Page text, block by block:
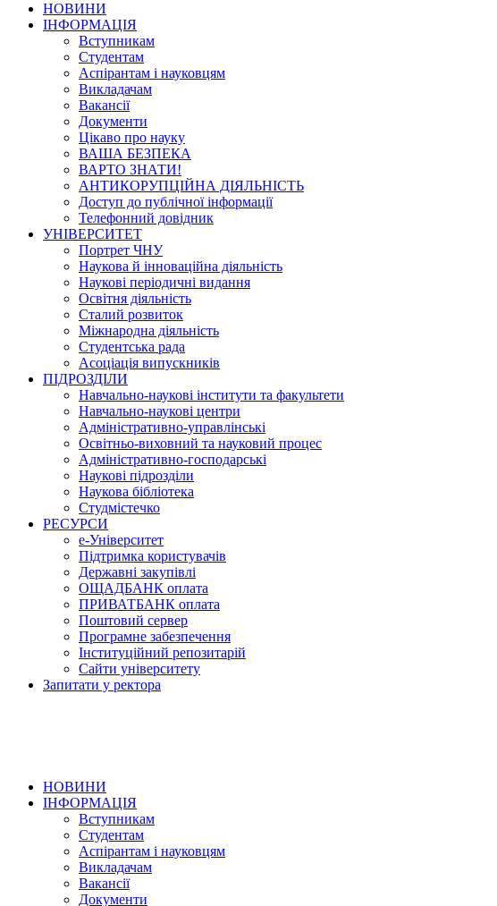
НОВИНИ
ІНФОРМАЦІЯ
Вступникам
Студентам
Аспірантам і науковцям
Викладачам
Вакансії
Документи
Цікаво про науку
ВАША БЕЗПЕКА
ВАРТО ЗНАТИ!
АНТИКОРУПЦІЙНА ДІЯЛЬНІСТЬ
Доступ до публічної інформації
Телефонний довідник
УНІВЕРСИТЕТ
Портрет ЧНУ
Наукова й інноваційна діяльність
Наукові періодичні видання
Освітня діяльність
Сталий розвиток
Міжнародна діяльність
Студентська рада
Асоціація випускників
ПІДРОЗДІЛИ
Навчально-наукові інститути та факультети
Навчально-наукові центри
Адміністративно-управлінські
Освітньо-виховний та науковий процес
Адміністративно-господарські
Наукові підрозділи
Наукова бібліотека
Студмістечко
РЕСУРСИ
е-Університет
Підтримка користувачів
Державні закупівлі
ОЩАДБАНК оплата
ПРИВАТБАНК оплата
Поштовий сервер
Програмне забезпечення
Інституційний репозитарій
Сайти університету
Запитати у ректора
НОВИНИ
ІНФОРМАЦІЯ
Вступникам
Студентам
Аспірантам і науковцям
Викладачам
Вакансії
Документи